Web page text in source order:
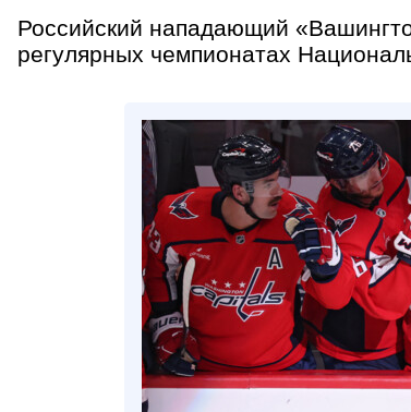
Российский нападающий
регулярных чемпионатах